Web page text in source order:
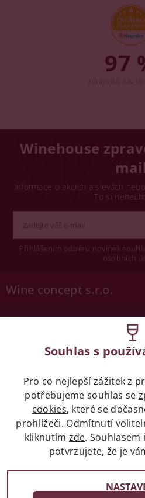
97
Winehouse
mail
Informace o akcích a slevách
To si
Přihlášením odběru novinek
osobních
Wine concept s.r.o.
Zákaz prodeje
mladších 18 let.
Naše služby
Vše o nákupu
2017 - 2026 © winehouse.cz,
Partneři
Souhlas s
Pro co nejlepší zážitek z
potřebujeme souhlas se
cookies, které se
prohlížeči. Odmítnutí
kliknutím zde.
potvrzujete, že je